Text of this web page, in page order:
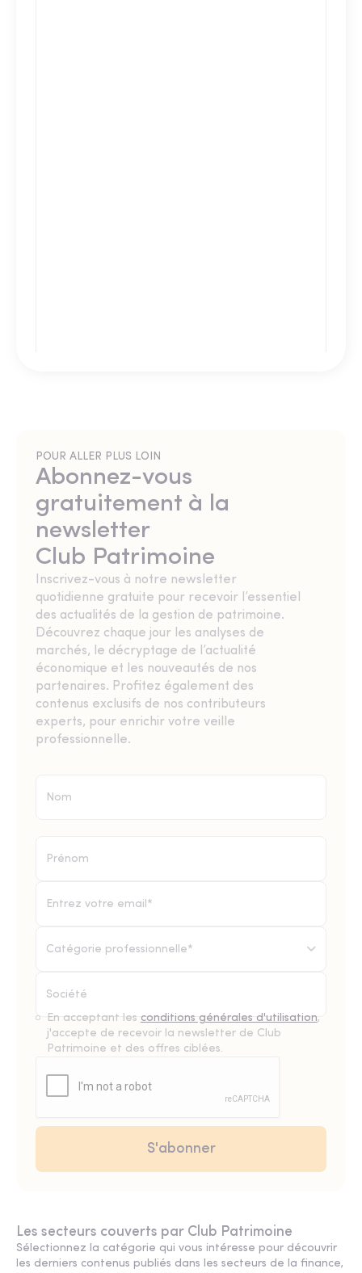
POUR ALLER PLUS LOIN
Abonnez-vous
gratuitement à la
newsletter
Club Patrimoine
Inscrivez-vous à notre newsletter
quotidienne gratuite pour recevoir l’essentiel
des actualités de la gestion de patrimoine.
Découvrez chaque jour les analyses de
marchés, le décryptage de l’actualité
économique et les nouveautés de nos
partenaires. Profitez également des
contenus exclusifs de nos contributeurs
experts, pour enrichir votre veille
professionnelle.
Catégorie professionnelle*
En acceptant les conditions générales d'utilisation,
j'accepte de recevoir la newsletter de Club
Patrimoine et des offres ciblées.
Les secteurs couverts par Club Patrimoine
Sélectionnez la catégorie qui vous intéresse pour découvrir
les derniers contenus publiés dans les secteurs de la finance,